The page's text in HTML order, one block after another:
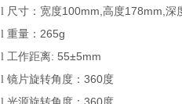
l 尺寸：宽度100mm, 高度178mm, 深
l 重量： 265g
l 工作距离: 55±5mm
l 镜片旋转角度： 360度